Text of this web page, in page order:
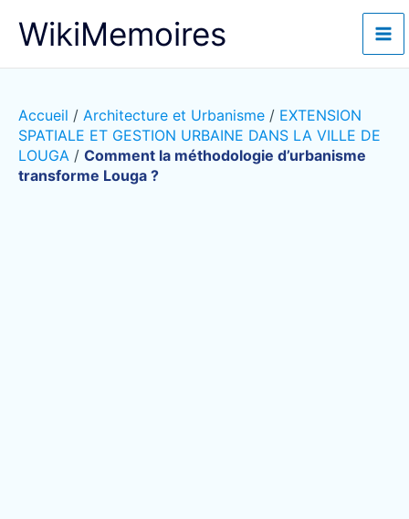
WikiMemoires
Accueil / Architecture et Urbanisme / EXTENSION
SPATIALE ET GESTION URBAINE DANS LA VILLE DE
LOUGA / Comment la méthodologie d’urbanisme
transforme Louga ?